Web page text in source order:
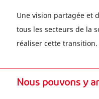
Une vision partagée et
tous les secteurs de la
réaliser cette transition.
Nous pouvons y